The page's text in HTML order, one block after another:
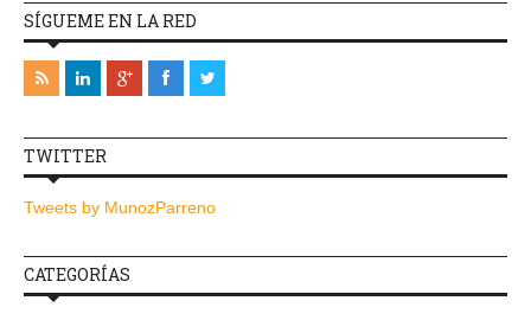
SÍGUEME EN LA RED
TWITTER
Tweets by MunozParreno
CATEGORÍAS